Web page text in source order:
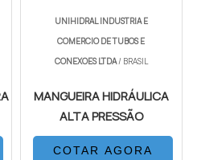
UNIHIDRAL INDUSTRIA E
COMERCIO DE TUBOS E
CONEXOES LTDA/ BRASIL
MANGUEIRA HIDRÁULICA
ALTA PRESSÃO
COTAR AGORA